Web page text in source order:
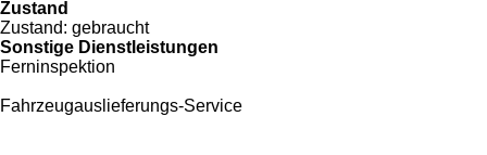
Zustand
Zustand: gebraucht
Sonstige Dienstleistungen
Ferninspektion
Fahrzeugauslieferungs-Service